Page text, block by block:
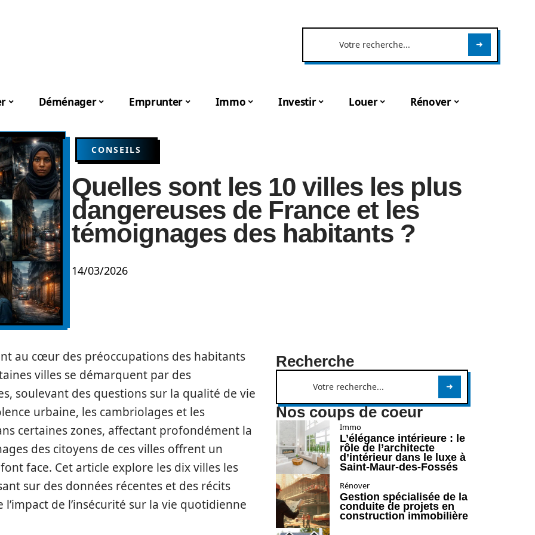
Déménager Emprunter Immo Investir Louer Rénover
CONSEILS
Quelles sont les 10 villes les plus
dangereuses de France et les
témoignages des habitants ?
14/03/2026
au cœur des préoccupations des habitants
villes se démarquent par des
soulevant des questions sur la qualité de vie
urbaine, les cambriolages et les
certaines zones, affectant profondément la
des citoyens de ces villes offrent un
face. Cet article explore les dix villes les
sur des données récentes et des récits
de l’insécurité sur la vie quotidienne
Recherche
Nos coups de coeur
Immo
L’élégance intérieure : le
rôle de l’architecte
d’intérieur dans le luxe à
Saint-Maur-des-Fossés
Rénover
Gestion spécialisée de la
conduite de projets en
construction immobilière